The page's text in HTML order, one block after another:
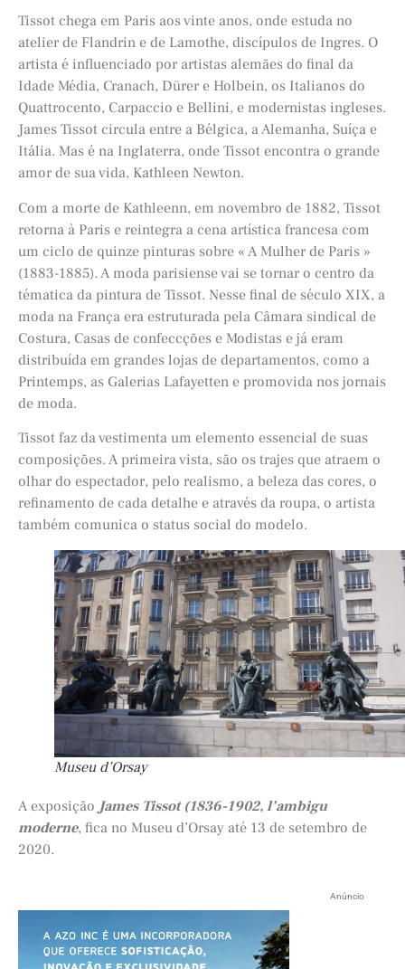
Tissot chega em Paris aos vinte anos, onde estuda no
atelier de Flandrin e de Lamothe, discípulos de Ingres. O
artista é influenciado por artistas alemães do final da
Idade Média, Cranach, Dürer e Holbein, os Italianos do
Quattrocento, Carpaccio e Bellini, e modernistas ingleses.
James Tissot circula entre a Bélgica, a Alemanha, Suíça e
Itália. Mas é na Inglaterra, onde Tissot encontra o grande
amor de sua vida, Kathleen Newton.
Com a morte de Kathleenn, em novembro de 1882, Tissot
retorna à Paris e reintegra a cena artística francesa com
um ciclo de quinze pinturas sobre « A Mulher de Paris »
(1883-1885). A moda parisiense vai se tornar o centro da
tématica da pintura de Tissot. Nesse final de século XIX, a
moda na França era estruturada pela Câmara sindical de
Costura, Casas de confeccções e Modistas e já eram
distribuída em grandes lojas de departamentos, como a
Printemps, as Galerias Lafayetten e promovida nos jornais
de moda.
Tissot faz da vestimenta um elemento essencial de suas
composições. A primeira vista, são os trajes que atraem o
olhar do espectador, pelo realismo, a beleza das cores, o
refinamento de cada detalhe e através da roupa, o artista
também comunica o status social do modelo.
Museu d’Orsay
A exposiçãoJames Tissot (1836-1902, l’ambigu
moderne, fica no Museu d’Orsay até 13 de setembro de
2020.
Anúncio